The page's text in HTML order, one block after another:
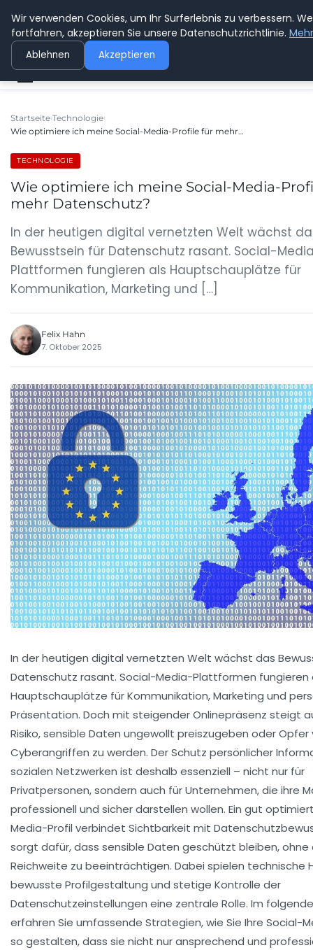
GEDANKENSCHREI
Startseite Technologie
Wie optimiere ich meine Social-Media-Profile für mehr…
TECHNOLOGIE
Wie optimiere ich meine Social-Media-
mehr Datenschutz?
In der heutigen digital vernetzten Welt wächst
Bewusstsein für Datenschutz rasant. Social-
Plattformen fungieren als Hauptschauplätze für
Kommunikation, Marketing und […]
Felix Hahn
7. Oktober 2025
In der heutigen digital vernetzten Welt wächst das
Datenschutz rasant. Social-Media-Plattformen fungieren
Hauptschauplätze für Kommunikation, Marketing und
Präsentation. Doch mit steigender Onlinepräsenz steigt
Risiko, sensible Daten ungewollt preiszugeben oder Opfer
Cyberangriffen zu werden. Der Schutz persönlicher
sozialen Netzwerken ist deshalb essenziell – nicht nur für
Privatpersonen, sondern auch für Unternehmen, die ihre
professionell und sicher darstellen wollen. Ein gut
Media-Profil verbindet Sichtbarkeit mit
sorgt dafür, dass sensible Daten geschützt bleiben, ohne
Reichweite zu beeinträchtigen. Dabei spielen technische
bewusste Profilgestaltung und stetige Kontrolle der
Datenschutzeinstellungen eine zentrale Rolle. Im
erfahren Sie umfassende Strategien, wie Sie Ihre Social-
so gestalten, dass sie nicht nur ansprechend und
Wir verwenden Cookies, um Ihr Surferlebnis zu verbessern.
fortfahren, akzeptieren Sie unsere Datenschutzrichtlinie.
Ablehnen Akzeptieren